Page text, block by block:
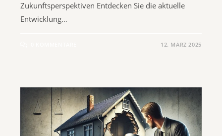
Zukunftsperspektiven Entdecken Sie die aktuelle
Entwicklung…
12. MÄRZ 2025